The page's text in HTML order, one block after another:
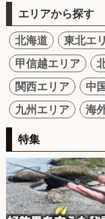
エリアから探す
北海道 東北エ
甲信越エリア
関西エリア
中
九州エリア
海
特集